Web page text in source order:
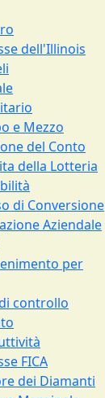
dell'Illinois
e Mezzo
del Conto
della Lotteria
di Conversione
Aziendale
per
controllo
FICA
dei Diamanti